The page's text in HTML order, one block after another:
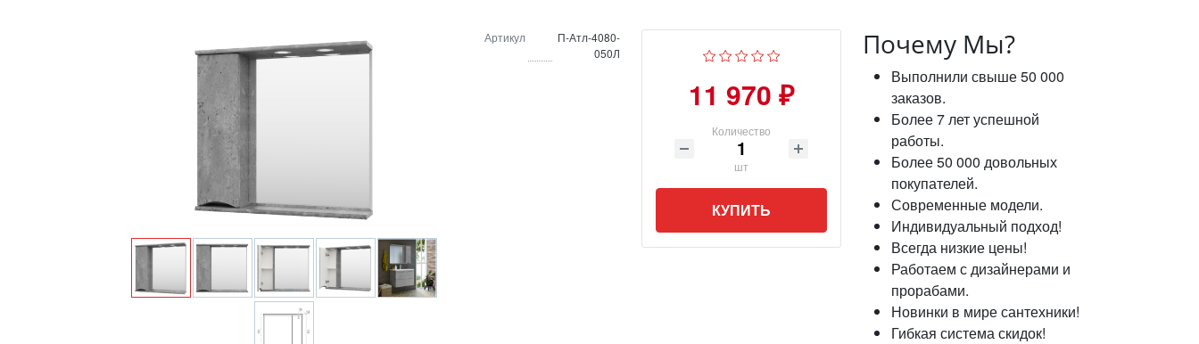
Артикул
П-Атл-4080-
050Л
11 970 ₽
Количество
шт
КУПИТЬ
Почему Мы?
Выполнили свыше 50 000
заказов.
Более 7 лет успешной
работы.
Более 50 000 довольных
покупателей.
Современные модели.
Индивидуальный подход!
Всегда низкие цены!
Работаем с дизайнерами и
прорабами.
Новинки в мире сантехники!
Гибкая система скидок!